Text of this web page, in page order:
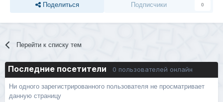
Поделиться Подписчики 0
Перейти к списку тем
Последние посетители 0 пользователей онлайн
Ни одного зарегистрированного пользователя не просматривает
данную страницу